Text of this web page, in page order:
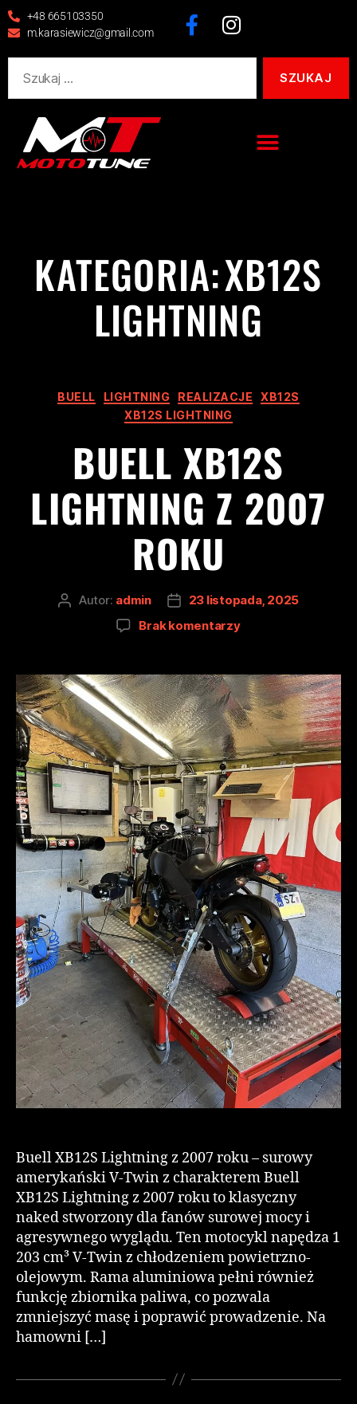
+48 665103350
m.karasiewicz@gmail.com
KATEGORIA:XB12S
LIGHTNING
BUELL LIGHTNING REALIZACJE
XB12S
XB12S LIGHTNING
BUELL XB12S
LIGHTNING Z 2007
ROKU
Autor: admin
23 listopada, 2025
Brak komentarzy
Buell XB12S Lightning z 2007 roku – surowy
amerykański V-Twin z charakterem Buell
XB12S Lightning z 2007 roku to klasyczny
naked stworzony dla fanów surowej mocy i
agresywnego wyglądu. Ten motocykl napędza 1
203 cm³ V-Twin z chłodzeniem powietrzno-
olejowym. Rama aluminiowa pełni również
funkcję zbiornika paliwa, co pozwala
zmniejszyć masę i poprawić prowadzenie. Na
hamowni […]